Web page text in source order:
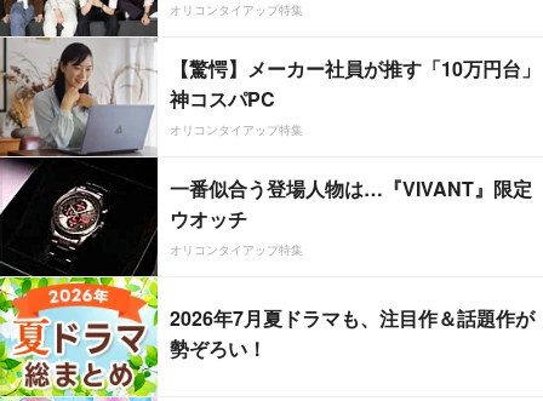
オリコンタイアップ特集
【驚愕】メーカー社員が推す「10万円台」
神コスパPC
オリコンタイアップ特集
一番似合う登場人物は…『VIVANT』限定
ウオッチ
オリコンタイアップ特集
2026年7月夏ドラマも、注目作＆話題作が
勢ぞろい！